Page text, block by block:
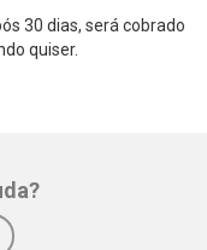
30 dias, será cobrado
quiser.